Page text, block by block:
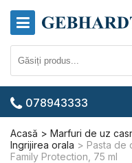
078943333
Acasă Marfuri de uz
Ingrijirea orala
Pasta de
Family Protection, 75 ml